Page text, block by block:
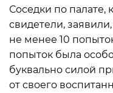
Соседки по палате,
свидетели,
не менее 10
попыток была
буквально силой
от своего